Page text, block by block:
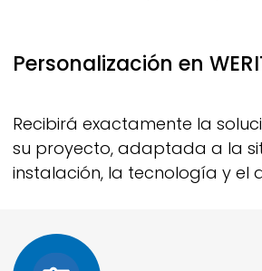
Personalización en
Recibirá exactamente la
su proyecto, adaptada a la
instalación, la tecnología y el